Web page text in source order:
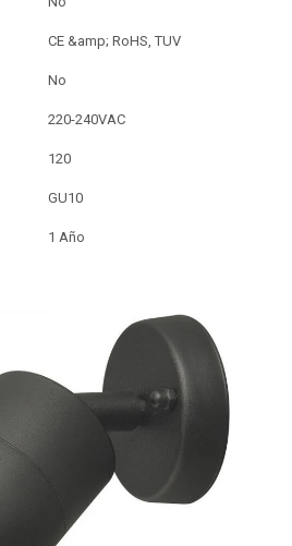
CE &amp; RoHS, TUV
No
220-240VAC
120
GU10
1 Año